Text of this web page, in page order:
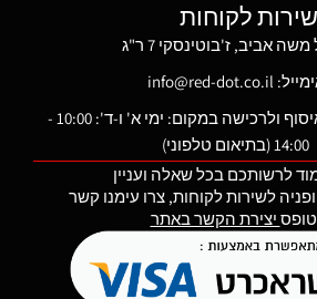
שירות לקוחות
אביב, ז'בוטינסקי 7 ר"ג
info@red-dot.co.il
שעות פתיחה לאיסוף ולרכישה במקום: ימי א' ו-ד': 10:00 -
14:00 (בתיאום טלפוני)
לרשותכם בכל שאלה ועניין
לשירות לקוחות, צרו עימנו קשר
יצירת הקשר באתר